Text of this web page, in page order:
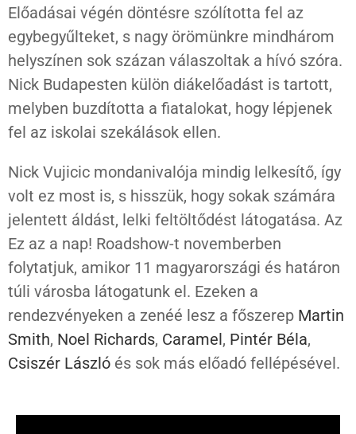
Előadásai végén döntésre szólította fel az
egybegyűlteket, s nagy örömünkre mindhárom
helyszínen sok százan válaszoltak a hívó szóra.
Nick Budapesten külön diákelőadást is tartott,
melyben buzdította a fiatalokat, hogy lépjenek
fel az iskolai szekálások ellen.
Nick Vujicic mondanivalója mindig lelkesítő, így
volt ez most is, s hisszük, hogy sokak számára
jelentett áldást, lelki feltöltődést látogatása. Az
Ez az a nap! Roadshow-t novemberben
folytatjuk, amikor 11 magyarországi és határon
túli városba látogatunk el. Ezeken a
rendezvényeken a zenéé lesz a főszerep Martin
Smith, Noel Richards, Caramel, Pintér Béla,
Csiszér László és sok más előadó fellépésével.